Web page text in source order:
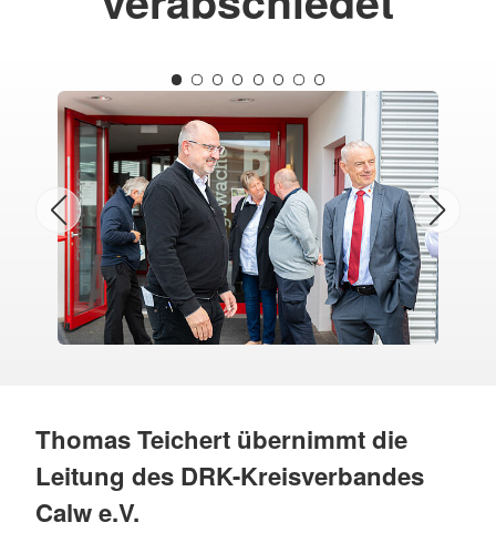
Thomas Teichert übernimmt die
Leitung des DRK-Kreisverbandes
Calw e.V.